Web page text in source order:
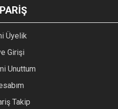
Üyelik
Girişi
Unuttum
Takip